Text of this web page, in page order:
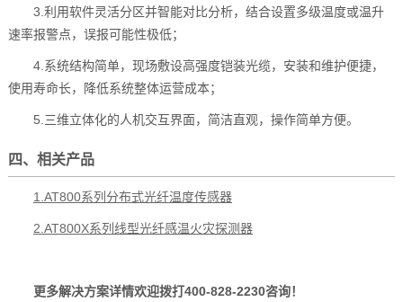
3.利用软件灵活分区并智能对比分析，结合设置多级温度或温升
速率报警点，误报可能性极低；
4.系统结构简单，现场敷设高强度铠装光缆，安装和维护便捷，
使用寿命长，降低系统整体运营成本；
5.三维立体化的人机交互界面，简洁直观，操作简单方便。
四、相关产品
1.AT800系列分布式光纤温度传感器
2.AT800X系列线型光纤感温火灾探测器
更多解决方案详情欢迎拨打400-828-2230咨询！